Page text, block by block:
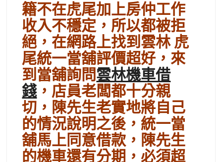
籍不在虎尾加上房仲工作
收入不穩定，所以都被拒
絕，在網路上找到雲林 虎
尾統一當舖評價超好，來
到當舖詢問雲林機車借
錢，店員老闆都十分親
切，陳先生老實地將自己
的情況說明之後，統一當
舖馬上同意借款，陳先生
的機車還有分期，必須超